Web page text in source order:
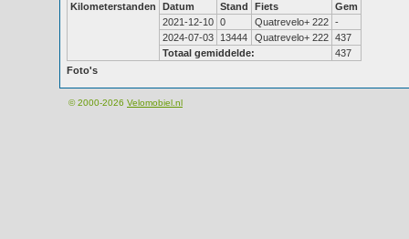
Kilometerstanden
Datum Stand Fiets
Gem
2021-12-10 0 Quatrevelo+ 222 -
2024-07-03
13444 Quatrevelo+ 222 437
Totaal gemiddelde:
437
Foto's
© 2000-2026 Velomobiel.nl